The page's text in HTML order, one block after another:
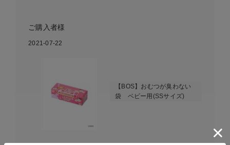
ご購入者様
2021-07-22
【BOS】おむつが臭わない
袋 ベビー用(SSサイズ)